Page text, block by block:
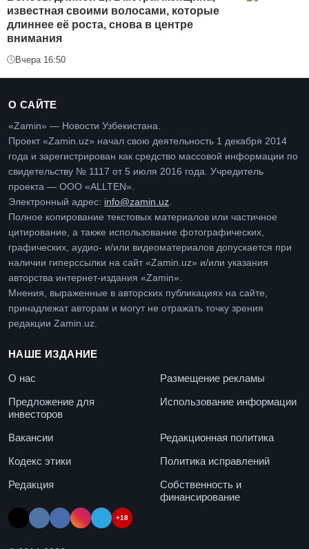
известная своими волосами, которые
длиннее её роста, снова в центре
внимания
Вчера 16:50
О САЙТЕ
«Zamin» — Новости Узбекистана.
Проект «Zamin.uz» начал свою деятельность 1 декабря 2014
года и зарегистрирован как средство массовой информации по
свидетельству № 1117 от 5 июля 2016 года. Учредитель
проекта — ООО «ALLTEN».
Электронный адрес: info@zamin.uz
Полное копирование текстовых материалов или частичное
цитирование, а также использование фотографических,
графических, аудио- и/или видеоматериалов допускается при
наличии гиперссылки на сайт «Zamin.uz» и/или указания
авторства интернет-издания «Zamin».
Мнения, выраженные в авторских публикациях на сайте,
принадлежат авторам и могут не отражать точку зрения
редакции Zamin.uz.
НАШЕ ИЗДАНИЕ
О нас
Размещение рекламы
Предложение для
инвесторов
Использование информации
Вакансии
Редакционная политика
Кодекс этики
Политика исправлений
Редакция
Собственность и
финансирование
+18